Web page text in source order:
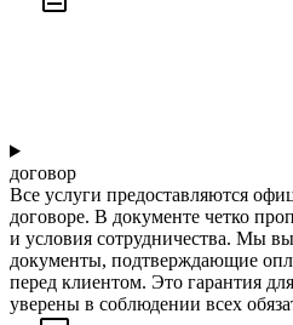
договор
Все услуги предоставляются
договоре. В документе четко
и условия сотрудничества. Мы
документы, подтверждающие
перед клиентом. Это гарантия
уверены в соблюдении всех